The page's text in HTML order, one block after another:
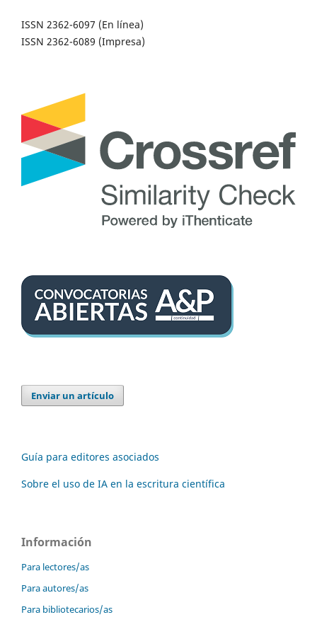
ISSN 2362-6097 (En línea)
ISSN 2362-6089 (Impresa)
Enviar un artículo
Guía para editores asociados
Sobre el uso de IA en la escritura científica
Información
Para lectores/as
Para autores/as
Para bibliotecarios/as